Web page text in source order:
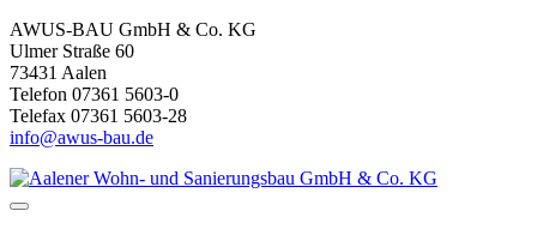
AWUS-BAU GmbH & Co. KG
Ulmer Straße 60
73431 Aalen
Telefon 07361 5603-0
Telefax 07361 5603-28
info@awus-bau.de